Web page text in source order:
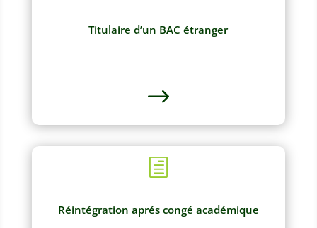
Titulaire d’un BAC étranger
$
h
Réintégration aprés congé académique